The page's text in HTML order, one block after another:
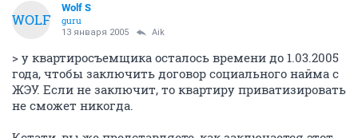
WOLF
Wolf S
guru
13 января 2005 Aik
> у квартиросъемщика осталось времени до 1.03.2005
года, чтобы заключить договор социального найма с
ЖЭУ. Если не заключит, то квартиру приватизировать
не сможет никогда.